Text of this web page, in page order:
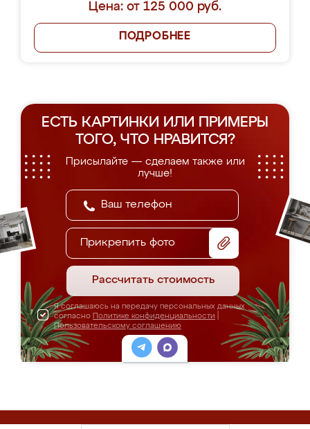
Цена: от 125 000 руб.
ПОДРОБНЕЕ
ЕСТЬ КАРТИНКИ ИЛИ ПРИМЕРЫ
ТОГО, ЧТО НРАВИТСЯ?
Присылайте — сделаем также или
лучше!
Прикрепить фото
Рассчитать стоимость
Я соглашаюсь на передачу персональных данных
согласно Политике конфиденциальности
Пользовательскому соглашению